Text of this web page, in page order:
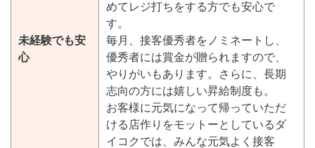
未経験でも安
心
めてレジ打ちをする方でも安心で
す。
毎月、接客優秀者をノミネートし、
優秀者には賞金が贈られますので、
やりがいもあります。さらに、長期
志向の方には嬉しい昇給制度も。
お客様に元気になって帰っていただ
ける店作りをモットーとしているダ
イコクでは、みんな元気よく接客